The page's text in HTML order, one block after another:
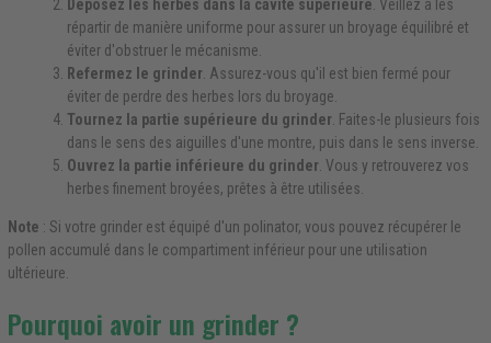
Déposez les herbes dans la cavité supérieure . Veillez à les
répartir de manière uniforme pour assurer un broyage équilibré et
éviter d'obstruer le mécanisme.
Refermez le grinder . Assurez-vous qu'il est bien fermé pour
éviter de perdre des herbes lors du broyage.
Tournez la partie supérieure du grinder . Faites-le plusieurs fois
dans le sens des aiguilles d'une montre, puis dans le sens inverse.
Ouvrez la partie inférieure du grinder . Vous y retrouverez vos
herbes finement broyées, prêtes à être utilisées.
Note : Si votre grinder est équipé d'un polinator, vous pouvez récupérer le
pollen accumulé dans le compartiment inférieur pour une utilisation
ultérieure.
Pourquoi avoir un grinder ?